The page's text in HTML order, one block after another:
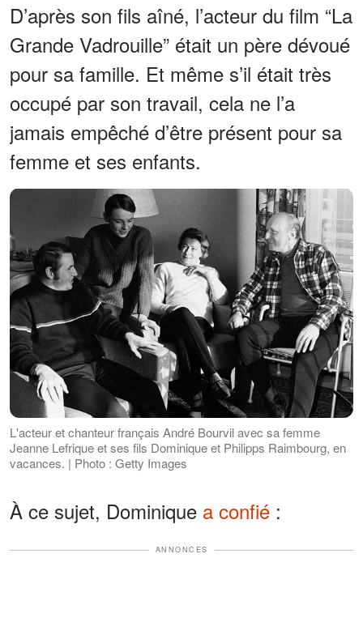
D’après son fils aîné, l’acteur du film “La
Grande Vadrouille” était un père dévoué
pour sa famille. Et même s’il était très
occupé par son travail, cela ne l’a
jamais empêché d’être présent pour sa
femme et ses enfants.
L'acteur et chanteur français André Bourvil avec sa femme
Jeanne Lefrique et ses fils Dominique et Philipps Raimbourg, en
vacances. | Photo : Getty Images
À ce sujet, Dominique a confié :
ANNONCES